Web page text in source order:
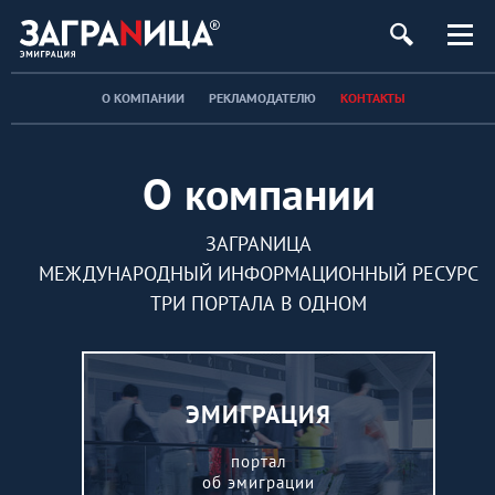
О КОМПАНИИ РЕКЛАМОДАТЕЛЮ КОНТАКТЫ
О компании
ЗАГРАNИЦА
МЕЖДУНАРОДНЫЙ ИНФОРМАЦИОННЫЙ РЕСУРС
ТРИ ПОРТАЛА В ОДНОМ
ЭМИГРАЦИЯ
портал
об эмиграции